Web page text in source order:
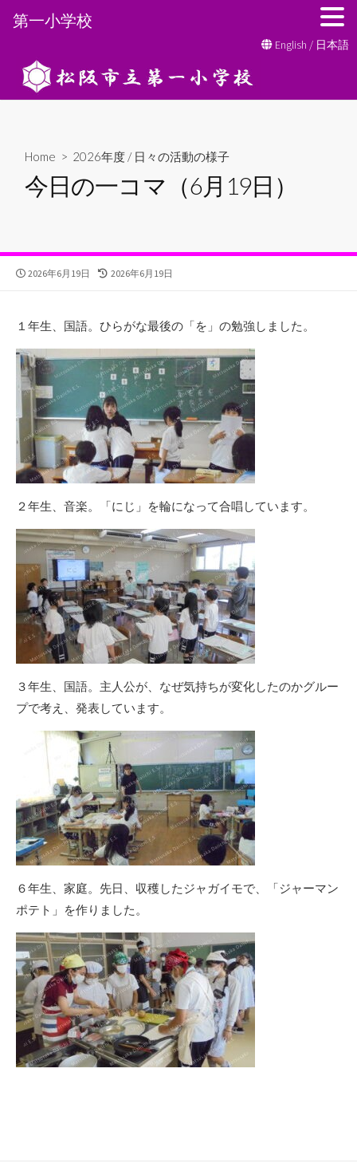
ン
English / 日本語
Home > 2026年度 / 日々の活動の様子
今日の一コマ（6月19日）
公
2026年6月19日
最
日
2026年6月19日
１年生、国語。ひらがな最後の「を」の勉強しました。
２年生、音楽。「にじ」を輪になって合唱しています。
３年生、国語。主人公が、なぜ気持ちが変化したのかグルー
プで考え、発表しています。
６年生、家庭。先日、収穫したジャガイモで、「ジャーマン
ポテト」を作りました。
第一小学校